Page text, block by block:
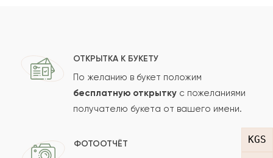
KGS
Ваш e-mail
Отзыв
ОТКРЫТКА К БУКЕТУ
По желанию в букет положим
бесплатную открытку с пожеланиями
получателю букета от вашего имени.
ФОТООТЧЁТ